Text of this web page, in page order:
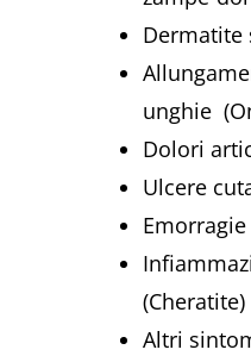
Dermatite
unghie
Dolori
Ulcere
(Cheratite)
Altri